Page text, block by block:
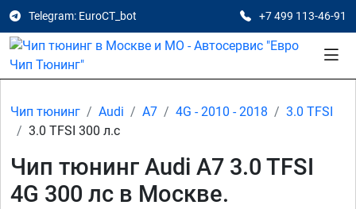
Telegram: EuroCT_bot +7 499 113-46-91
Чип тюнинг Audi A7 4G - 2010 - 2018
3.0 TFSI
3.0 TFSI 300 л.с
Чип тюнинг Audi A7 3.0 TFSI
4G 300 лс в Москве.